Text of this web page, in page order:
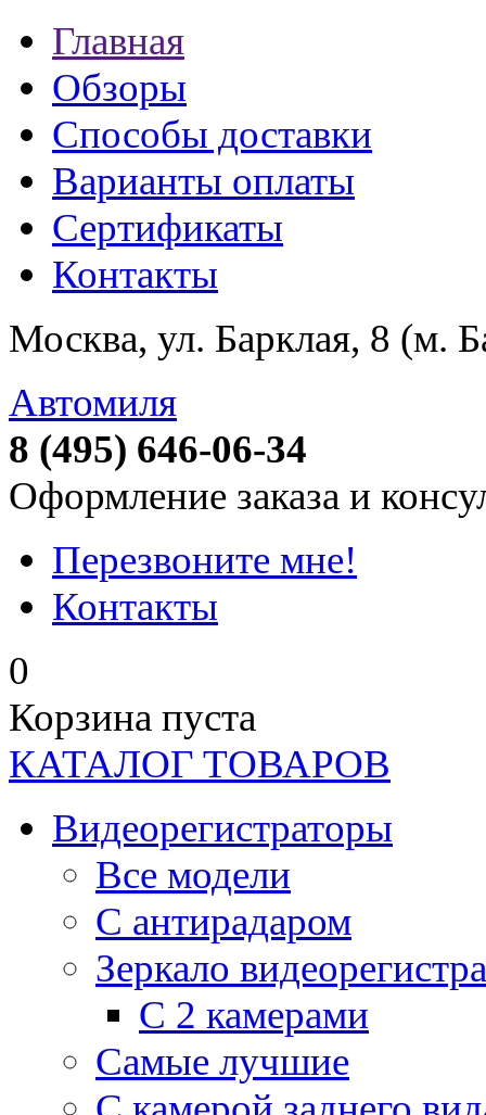
Главная
Обзоры
Способы доставки
Варианты оплаты
Сертификаты
Контакты
Москва, ул. Барклая, 8 (м.
Автомиля
8 (495) 646-06-34
Оформление заказа и
Перезвоните мне!
Контакты
0
Корзина пуста
КАТАЛОГ ТОВАРОВ
Видеорегистраторы
Все модели
C антирадаром
Зеркало
С 2 камерами
Самые лучшие